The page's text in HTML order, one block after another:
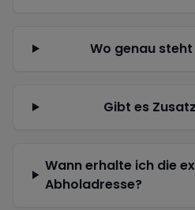
Wo genau
Gibt es
Wann erhalte ich die
Abholadresse?